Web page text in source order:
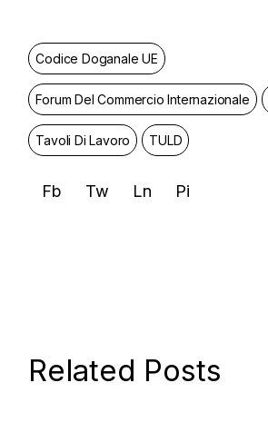
Codice Doganale UE
Forum Del Commercio Internazionale
Tavoli Di Lavoro TULD
Fb Tw Ln Pi
Related Posts